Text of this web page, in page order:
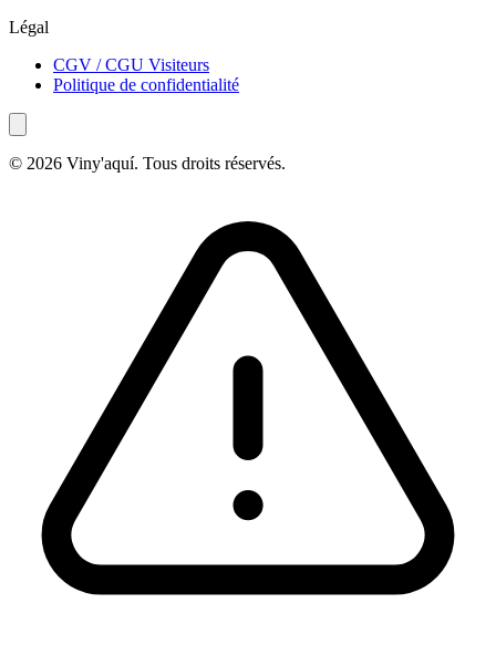
Légal
CGV / CGU Visiteurs
Politique de confidentialité
© 2026 Viny'aquí. Tous droits réservés.